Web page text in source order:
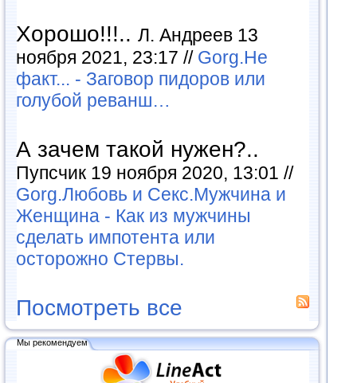
Хорошо!!!.. Л. Андреев 13
ноября 2021, 23:17 // Gorg.Не
факт... - Заговор пидоров или
голубой реванш…
А зачем такой нужен?..
Пупсчик 19 ноября 2020, 13:01 //
Gorg.Любовь и Секс.Мужчина и
Женщина - Как из мужчины
сделать импотента или
осторожно Стервы.
Посмотреть все
Мы рекомендуем